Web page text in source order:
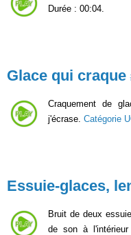
Durée : 00:04.
Glace qui craque
Craquement de
j'écrase. Catégorie
Essuie-glaces,
Bruit de deux
de son à